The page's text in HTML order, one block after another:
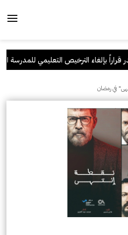
بإلغاء الترخيص التعليمي للمدرسة
في رمضان